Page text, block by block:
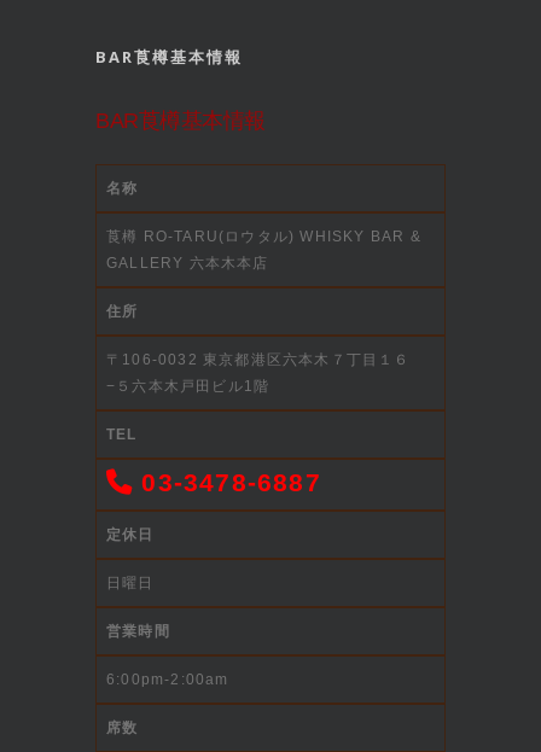
BAR莨樽基本情報
BAR莨樽基本情報
名称
莨樽 RO-TARU(ロウタル) WHISKY BAR &
GALLERY 六本木本店
住所
〒106-0032 東京都港区六本木７丁目１６
−５六本木戸田ビル1階
TEL
03-3478-6887
定休日
日曜日
営業時間
6:00pm-2:00am
席数